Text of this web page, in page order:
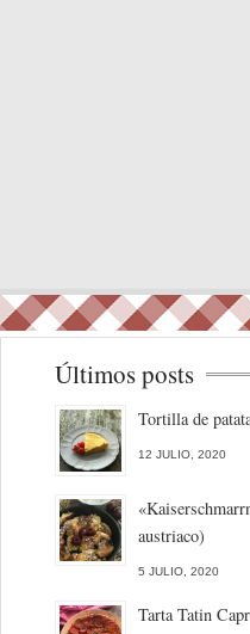
Últimos posts
Tortilla de
12 JULIO, 2020
austriaco)
5 JULIO, 2020
Tarta Tatin